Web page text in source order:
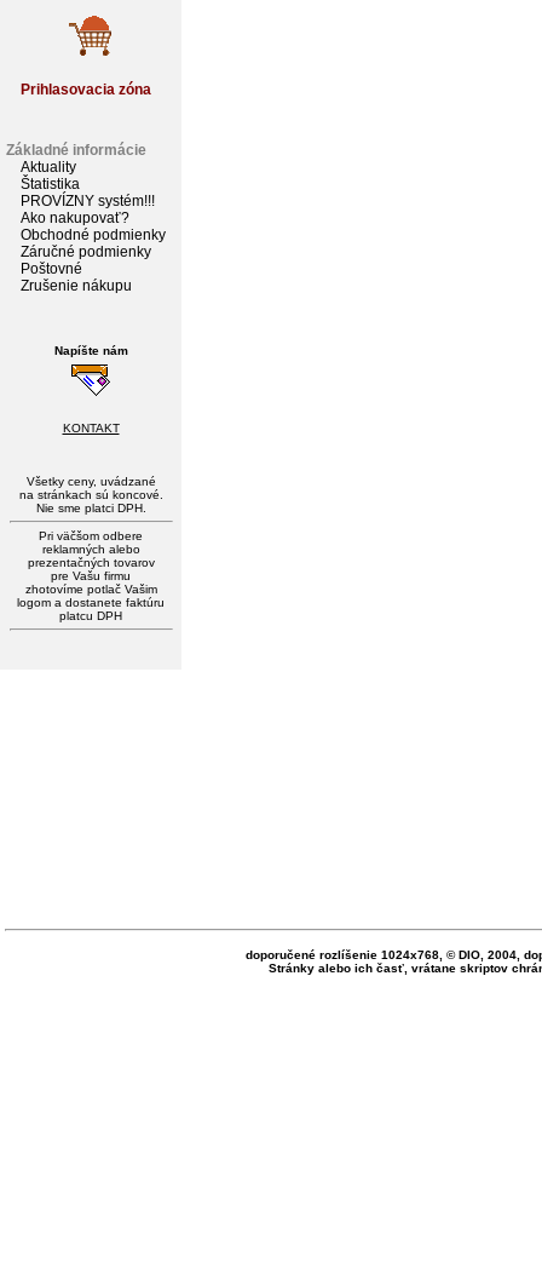
Prihlasovacia zóna
Základné informácie
Aktuality
Štatistika
PROVÍZNY systém!!!
Ako nakupovať?
Obchodné podmienky
Záručné podmienky
Poštovné
Zrušenie nákupu
Napíšte nám
KONTAKT
Všetky ceny, uvádzané
na stránkach sú koncové.
Nie sme platci DPH.
Pri väčšom odbere
reklamných alebo
prezentačných tovarov
pre Vašu firmu
zhotovíme potlač Vašim
logom a dostanete faktúru
platcu DPH
doporučené rozlíšenie 1024x768, © DIO, 2004,
Stránky alebo ich časť, vrátane skriptov